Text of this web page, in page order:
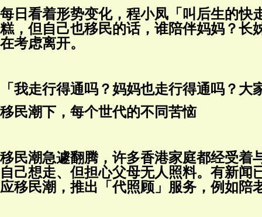
每日看着形势变化，程小凤「叫后生的快
糕，但自己也移民的话，谁陪伴妈妈？长
在考虑离开。
「我走行得通吗？妈妈也走行得通吗？
移民潮下，每个世代的不同苦恼
移民潮急遽翻腾，许多香港家庭都经受着
自己想走、但担心父母无人照料。有新
应移民潮，推出「代照顾」服务，例如陪